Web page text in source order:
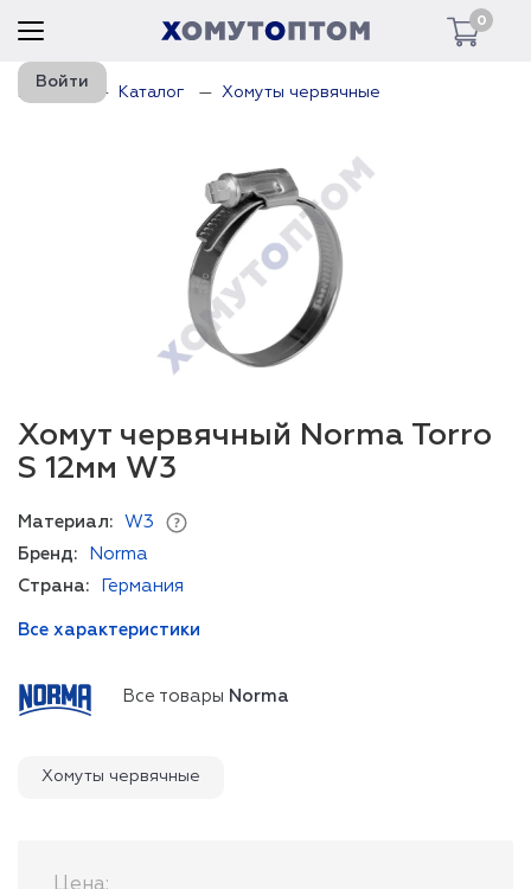
0
Войти
Главная Каталог Хомуты червячные
Хомут червячный Norma Torro
S 12мм W3
Материал:
W3
Бренд:
Norma
Страна:
Германия
Все характеристики
Все товары Norma
Хомуты червячные
Цена: